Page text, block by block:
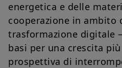
energetica e delle
cooperazione in ambito
trasformazione digitale
basi per una crescita
prospettiva di